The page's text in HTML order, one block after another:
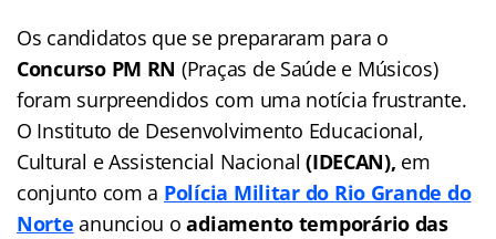
Os candidatos que se prepararam para o
Concurso PM RN (Praças de Saúde e Músicos)
foram surpreendidos com uma notícia frustrante.
O Instituto de Desenvolvimento Educacional,
Cultural e Assistencial Nacional(IDECAN), em
conjunto com a Polícia Militar do Rio Grande do
Norte anunciou oadiamento temporário das